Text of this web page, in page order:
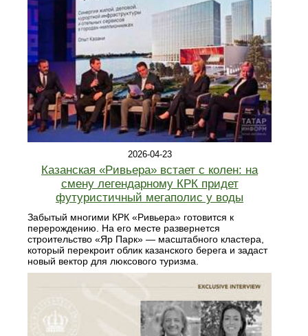
2026-04-23
Казанская «Ривьера» встает с колен: на
смену легендарному КРК придет
футуристичный мегаполис у воды
Забытый многими КРК «Ривьера» готовится к
перерождению. На его месте развернется
строительство «Яр Парк» — масштабного кластера,
который перекроит облик казанского берега и задаст
новый вектор для люксового туризма.